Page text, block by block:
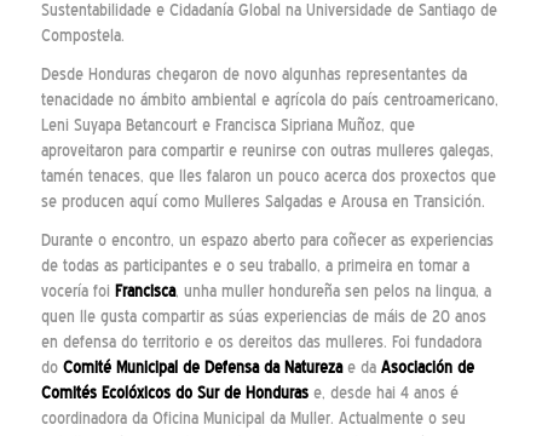
Sustentabilidade e Cidadanía Global na Universidade de Santiago de
Compostela.
Desde Honduras chegaron de novo algunhas representantes da
tenacidade no ámbito ambiental e agrícola do país centroamericano,
Leni Suyapa Betancourt e Francisca Sipriana Muñoz, que
aproveitaron para compartir e reunirse con outras mulleres galegas,
tamén tenaces, que lles falaron un pouco acerca dos proxectos que
se producen aquí como Mulleres Salgadas e Arousa en Transición.
Durante o encontro, un espazo aberto para coñecer as experiencias
de todas as participantes e o seu traballo, a primeira en tomar a
vocería foi Francisca, unha muller hondureña sen pelos na lingua, a
quen lle gusta compartir as súas experiencias de máis de 20 anos
en defensa do territorio e os dereitos das mulleres. Foi fundadora
do Comité Municipal de Defensa da Naturezae da Asociación de
Comités Ecolóxicos do Sur de Hondurase, desde hai 4 anos é
coordinadora da Oficina Municipal da Muller. Actualmente o seu